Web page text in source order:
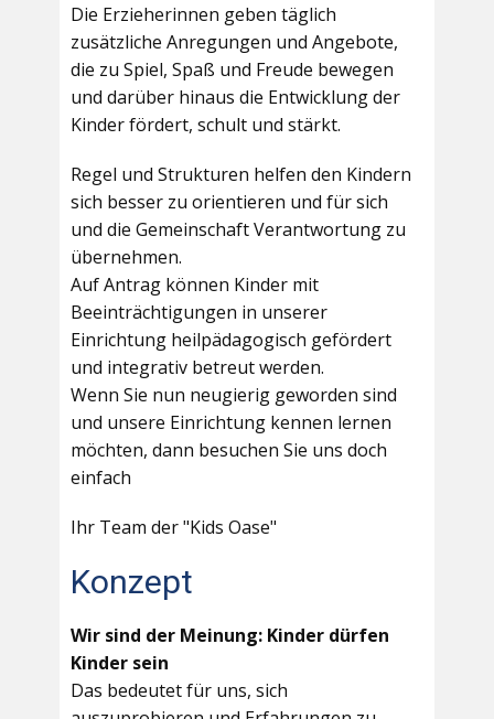
Die Erzieherinnen geben täglich
zusätzliche Anregungen und Angebote,
die zu Spiel, Spaß und Freude bewegen
und darüber hinaus die Entwicklung der
Kinder fördert, schult und stärkt.
Regel und Strukturen helfen den Kindern
sich besser zu orientieren und für sich
und die Gemeinschaft Verantwortung zu
übernehmen.
Auf Antrag können Kinder mit
Beeinträchtigungen in unserer
Einrichtung heilpädagogisch gefördert
und integrativ betreut werden.
Wenn Sie nun neugierig geworden sind
und unsere Einrichtung kennen lernen
möchten, dann besuchen Sie uns doch
einfach
Ihr Team der "Kids Oase"
Konzept
Wir sind der Meinung: Kinder dürfen
Kinder sein
Das bedeutet für uns, sich